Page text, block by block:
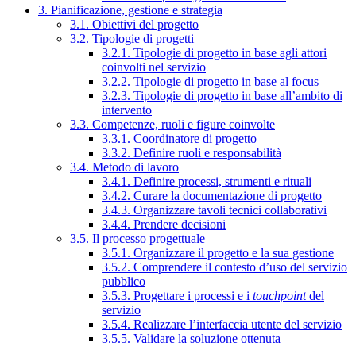
3. Pianificazione, gestione e strategia
3.1. Obiettivi del progetto
3.2. Tipologie di progetti
3.2.1. Tipologie di progetto in base agli attori
coinvolti nel servizio
3.2.2. Tipologie di progetto in base al focus
3.2.3. Tipologie di progetto in base all’ambito di
intervento
3.3. Competenze, ruoli e figure coinvolte
3.3.1. Coordinatore di progetto
3.3.2. Definire ruoli e responsabilità
3.4. Metodo di lavoro
3.4.1. Definire processi, strumenti e rituali
3.4.2. Curare la documentazione di progetto
3.4.3. Organizzare tavoli tecnici collaborativi
3.4.4. Prendere decisioni
3.5. Il processo progettuale
3.5.1. Organizzare il progetto e la sua gestione
3.5.2. Comprendere il contesto d’uso del servizio
pubblico
3.5.3. Progettare i processi e i touchpointdel
servizio
3.5.4. Realizzare l’interfaccia utente del servizio
3.5.5. Validare la soluzione ottenuta